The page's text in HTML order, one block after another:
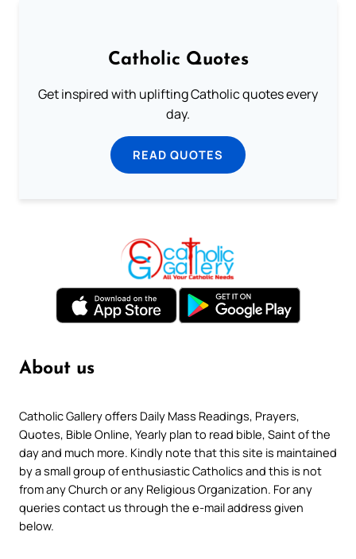
Catholic Quotes
Get inspired with uplifting Catholic quotes every
day.
READ QUOTES
About us
Catholic Gallery offers Daily Mass Readings, Prayers,
Quotes, Bible Online, Yearly plan to read bible, Saint of the
day and much more. Kindly note that this site is maintained
by a small group of enthusiastic Catholics and this is not
from any Church or any Religious Organization. For any
queries contact us through the e-mail address given
below.